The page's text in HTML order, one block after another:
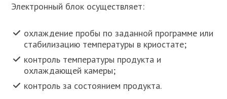
Электронный блок осуществляет:
охлаждение пробы по заданной программе или
стабилизацию температуры в криостате;
контроль температуры продукта и
охлаждающей камеры;
контроль за состоянием продукта.